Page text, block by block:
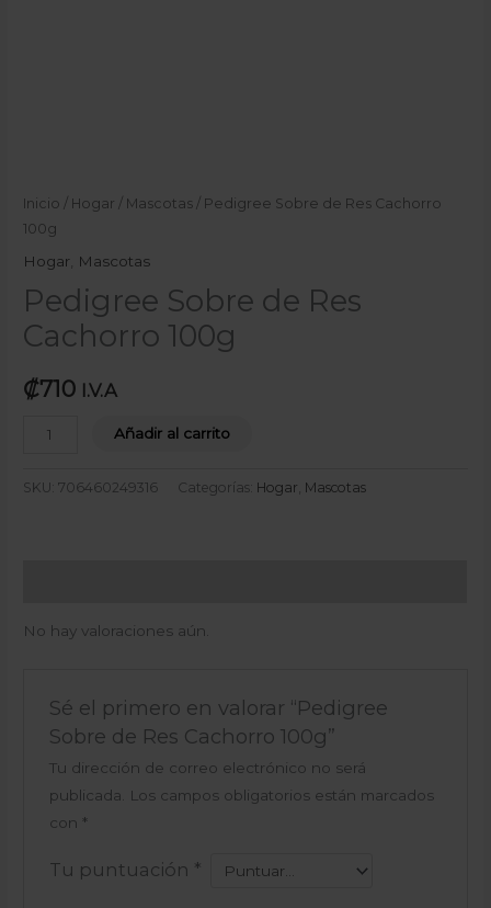
Inicio / Hogar / Mascotas / Pedigree Sobre de Res Cachorro
100g
Hogar Mascotas
Pedigree Sobre de Res
Cachorro 100g
₡710 I.V.A
Añadir al carrito
SKU:706460249316 Categorías: Hogar Mascotas
No hay valoraciones aún.
Sé el primero en valorar “Pedigree
Sobre de Res Cachorro 100g”
Tu dirección de correo electrónico no será
publicada.
Los campos obligatorios están marcados
con *
Tu puntuación *